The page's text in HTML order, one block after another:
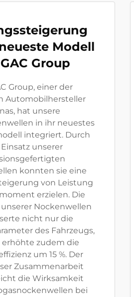
Modell
Group
Group, einer der
Automobilhersteller
hat unsere
in ihr neuestes
integriert. Durch
unserer
konnten sie eine
von Leistung
erzielen. Die
Nockenwellen
nicht nur die
des Fahrzeugs,
erhöhte zudem die
um 15 %. Der
Zusammenarbeit
die Wirksamkeit
bei